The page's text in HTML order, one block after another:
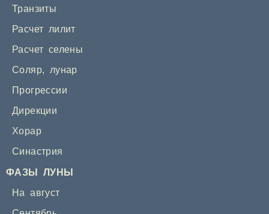
Транзиты
Расчет лилит
Расчет селены
Соляр, лунар
Прогрессии
Дирекции
Хорар
Синастрия
ФАЗЫ ЛУНЫ
На август